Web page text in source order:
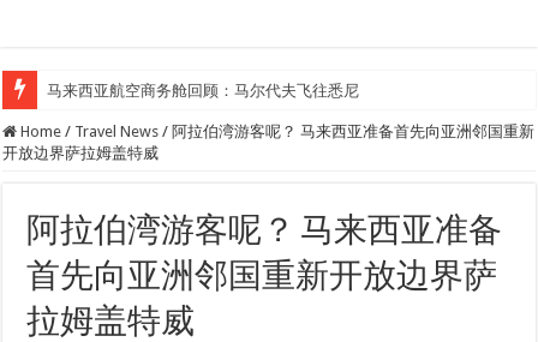
马来西亚航空商务舱回顾：马尔代夫飞往悉尼
Home / Travel News / 阿拉伯湾游客呢？ 马来西亚准备首先向亚洲邻国重新
开放边界萨拉姆盖特威
阿拉伯湾游客呢？ 马来西亚准备
首先向亚洲邻国重新开放边界萨
拉姆盖特威